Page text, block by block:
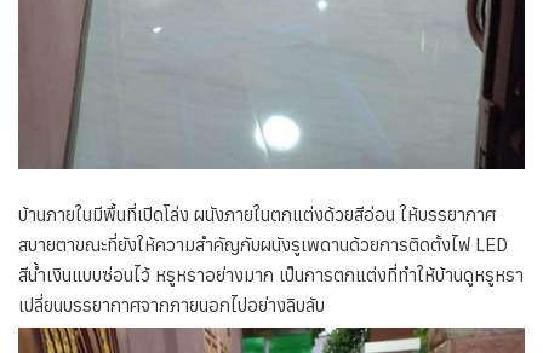
บ้านภายในมีพื้นที่เปิดโล่ง ผนังภายในตกแต่งด้วยสีอ่อน ให้บรรยากาศ
สบายตาขณะที่ยังให้ความสำคัญกับผนังรูเพดานด้วยการติดตั้งไฟ LED
สีน้ำเงินแบบซ่อนไว้ หรูหราอย่างมาก เป็นการตกแต่งที่ทำให้บ้านดูหรูหรา
เปลี่ยนบรรยากาศจากภายนอกไปอย่างลิบลับ